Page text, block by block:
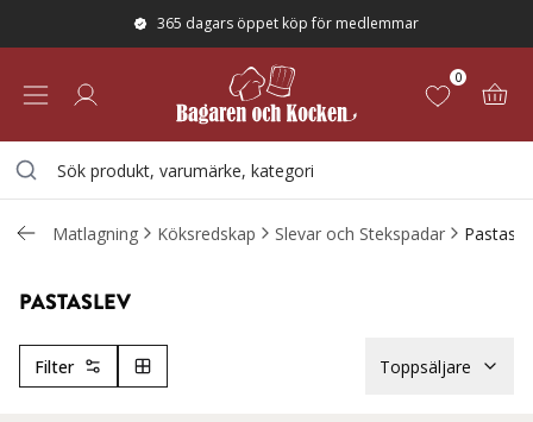
365 dagars öppet köp för medlemmar
0
Matlagning Köksredskap Slevar och Stekspadar
PASTASLEV
Filter Toppsäljare